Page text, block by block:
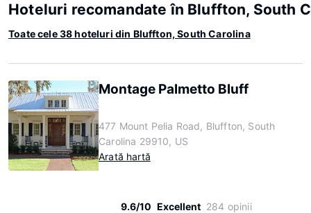
Hoteluri recomandate în Bluffton, South
Toate cele 38 hoteluri din Bluffton, South Carolina
Montage Palmetto Bluff
477 Mount Pelia Road, Bluffton, South
Carolina 29910, US
Arată hartă
9.6/10 Excellent 284 opinii